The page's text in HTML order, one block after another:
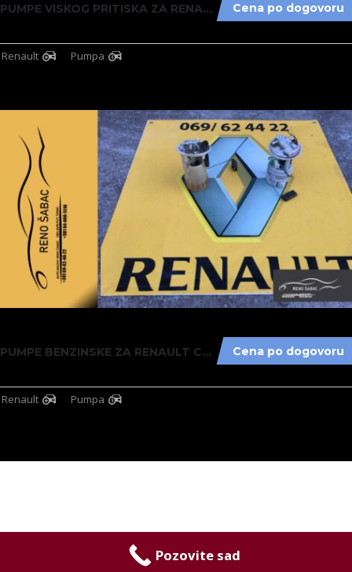
Cena po dogovoru
PUMPE VISKOG PRITISKA ZA RENAULT CAPTUR, CLI...
Renault Pumpa
Cena po dogovoru
PUMPE BENZINSKE ZA RENAULT CLIO, CAPTUR, ESP...
Renault Pumpa
Pozovite sad